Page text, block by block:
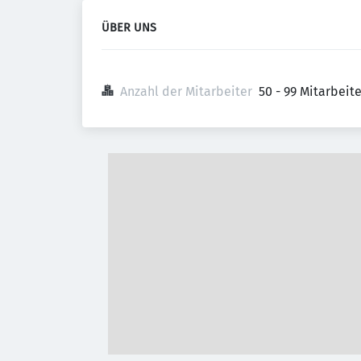
ÜBER UNS
Anzahl der Mitarbeiter 50 - 99